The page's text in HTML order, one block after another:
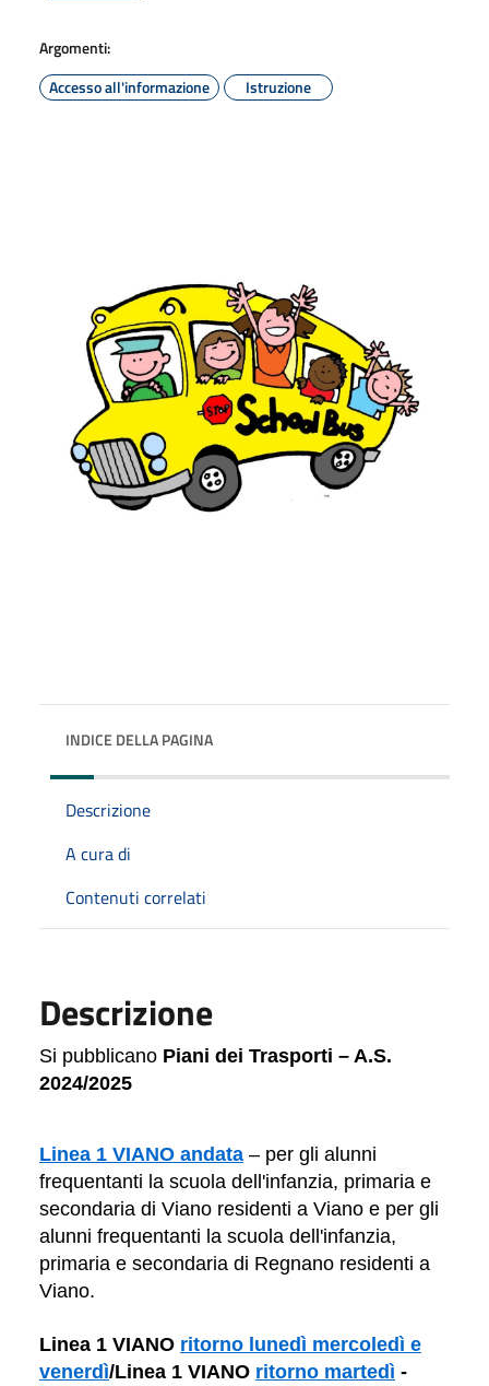
Argomenti:
Accesso all'informazione
Istruzione
INDICE DELLA PAGINA
Descrizione
A cura di
Contenuti correlati
Descrizione
Si pubblicano Piani dei Trasporti – A.S.
2024/2025
Linea 1 VIANO andata – per gli alunni
frequentanti la scuola dell'infanzia, primaria e
secondaria di Viano residenti a Viano e per gli
alunni frequentanti la scuola dell'infanzia,
primaria e secondaria di Regnano residenti a
Viano.
Linea 1 VIANO ritorno lunedì mercoledì e
venerdì/Linea 1 VIANO ritorno martedì -